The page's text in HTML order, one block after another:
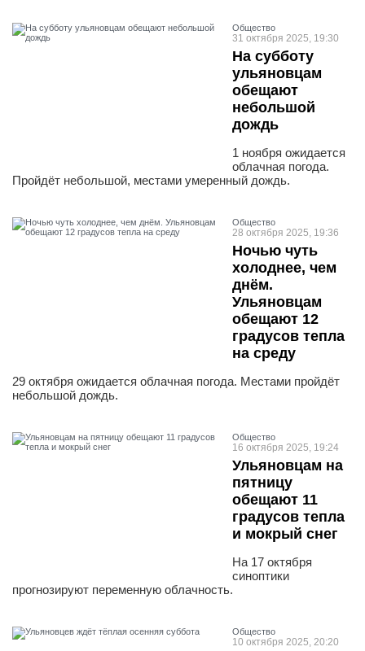
Общество
31 октября 2025, 19:30
На субботу
ульяновцам
обещают
небольшой
дождь
1 ноября ожидается
облачная погода.
Пройдёт небольшой, местами умеренный дождь.
Общество
28 октября 2025, 19:36
Ночью чуть
холоднее, чем
днём.
Ульяновцам
обещают 12
градусов тепла
на среду
29 октября ожидается облачная погода. Местами пройдёт
небольшой дождь.
Общество
16 октября 2025, 19:24
Ульяновцам на
пятницу
обещают 11
градусов тепла
и мокрый снег
На 17 октября
синоптики
прогнозируют переменную облачность.
Общество
10 октября 2025, 20:20